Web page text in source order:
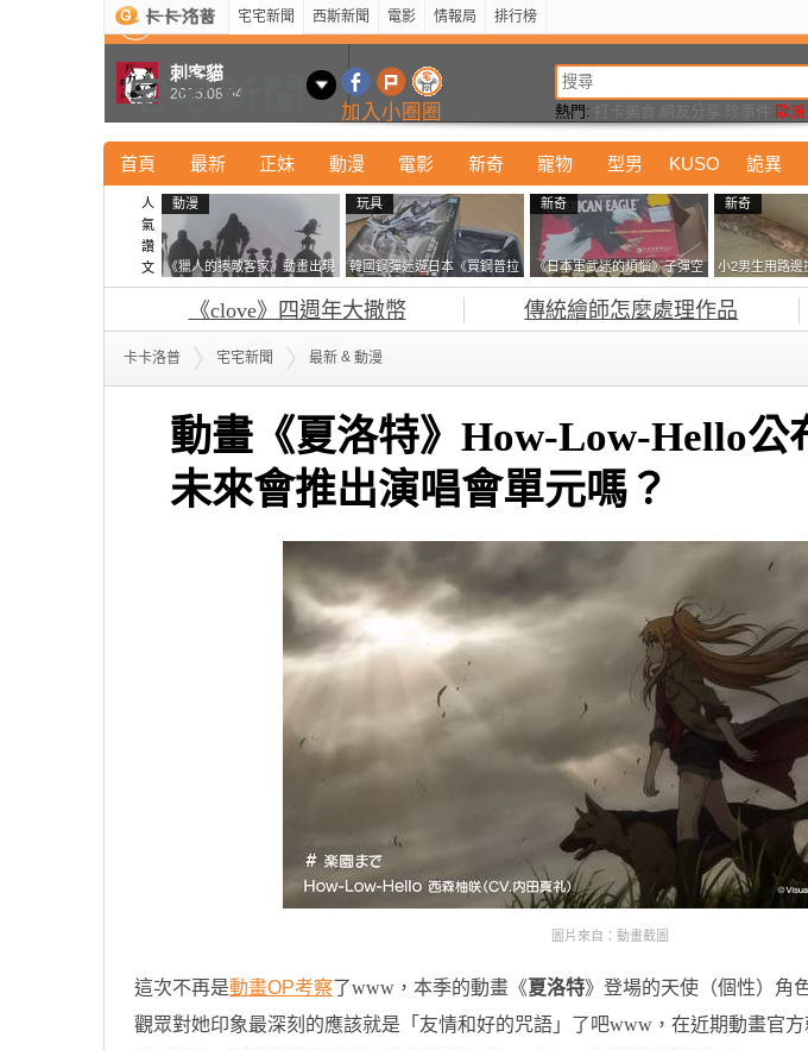
宅宅新聞 西斯新聞 電影 情報局 排行榜
加入小圈圈 熱門: 歐派
排行榜
首頁 最新 正妹 動漫 電影 新奇 寵物 型男 KUSO 詭異
人
氣
讚
文
動漫
《獵人的揍敵客家》動畫出現
的這個剪影是誰？你是不是忘
記還有這號人物了
玩具
韓國鋼彈迷遊日本《買鋼普拉
塞不進行李箱》網友們集思廣
益提供解方了……
新奇
《日本軍武迷的煩惱》子彈空
盒在日本超級貴 美國網友直
接一大箱寄給他了
新奇
小2男生用路邊
頭做成了《石
包嚇一跳怎麼會
西！？
《clove》四週年大撒幣 傳統繪師怎麼處理作品
卡卡洛普 宅宅新聞 最新 & 動漫
動畫《夏洛特》How-Low-Hello公
未來會推出演唱會單元嗎？
最新 新奇 正妹 寵物 型男 Kuso 科技 動漫
刺客貓
2015.08.04
圖片來自：動畫截圖
這次不再是動畫OP考察了www，本季的動畫《夏洛特》登場的天使（個性）角
觀眾對她印象最深刻的應該就是「友情和好的咒語」了吧www，在近期動畫官